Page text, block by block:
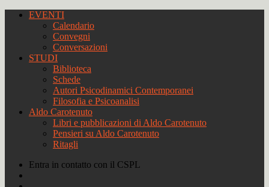
EVENTI
Calendario
Convegni
Conversazioni
STUDI
Biblioteca
Schede
Autori Psicodinamici Contemporanei
Filosofia e Psicoanalisi
Aldo Carotenuto
Libri e pubblicazioni di Aldo Carotenuto
Pensieri su Aldo Carotenuto
Ritagli
Entra in contatto con il CSPL